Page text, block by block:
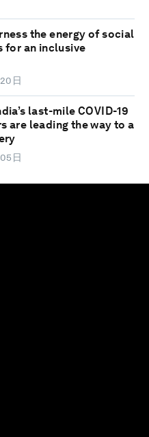
the energy of social
for an inclusive
日
last-mile COVID-19
are leading the way to a
日